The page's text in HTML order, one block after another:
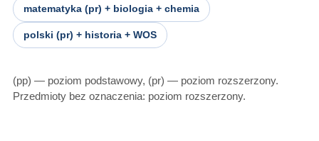
matematyka (pr) + biologia + chemia
polski (pr) + historia + WOS
(pp) — poziom podstawowy, (pr) — poziom rozszerzony.
Przedmioty bez oznaczenia: poziom rozszerzony.